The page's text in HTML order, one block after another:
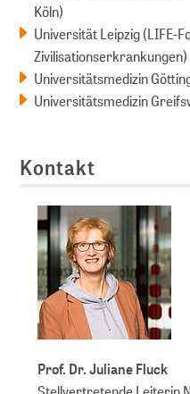
Köln)
Universität Leipzig (LIFE-
Zivilisationserkrankungen)
Universitätsmedizin
Universitätsmedizin
Kontakt
Prof. Dr. Juliane Fluck